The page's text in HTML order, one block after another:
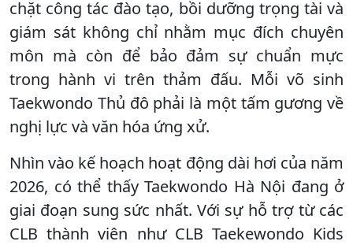
chặt công tác đào tạo, bồi dưỡng trọng tài và
giám sát không chỉ nhằm mục đích chuyên
môn mà còn để bảo đảm sự chuẩn mực
trong hành vi trên thảm đấu. Mỗi võ sinh
Taekwondo Thủ đô phải là một tấm gương về
nghị lực và văn hóa ứng xử.
Nhìn vào kế hoạch hoạt động dài hơi của năm
2026, có thể thấy Taekwondo Hà Nội đang ở
giai đoạn sung sức nhất. Với sự hỗ trợ từ các
CLB thành viên như CLB Taekewondo Kids